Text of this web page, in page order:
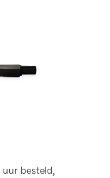
uur besteld,